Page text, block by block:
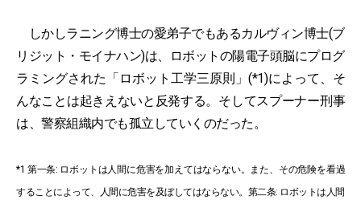
しかしラニング博士の愛弟子でもあるカルヴィン博士(ブ
リジット・モイナハン)は、ロボットの陽電子頭脳にプログ
ラミングされた「ロボット工学三原則」(*1)によって、そ
んなことは起きえないと反発する。そしてスプーナー刑事
は、警察組織内でも孤立していくのだった。
*1 第一条: ロボットは人間に危害を加えてはならない。また、その危険を看過
することによって、人間に危害を及ぼしてはならない。第二条: ロボットは人間